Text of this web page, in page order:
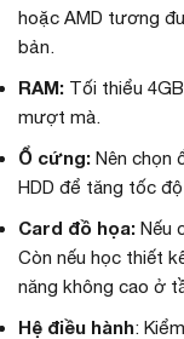
hoặc AMD tương
bản.
RAM: Tối thiểu
mượt mà.
Ổ cứng: Nên chọn
HDD để tăng tốc
Card đồ họa: Nếu
Còn nếu học thiết
năng không cao ở
Hệ điều hành: